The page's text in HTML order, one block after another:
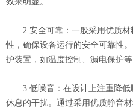
2.安全可靠：一般采用优质材
性，确保设备运行的安全可靠性
护装置，如温度控制、漏电保护
3.低噪音：在设计上注重降低
休息的干扰。通过采用优质静音